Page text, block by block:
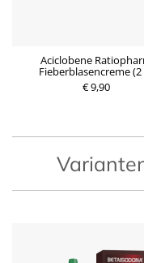
Aciclobene
Fieberblasencreme (2
€ 9,90